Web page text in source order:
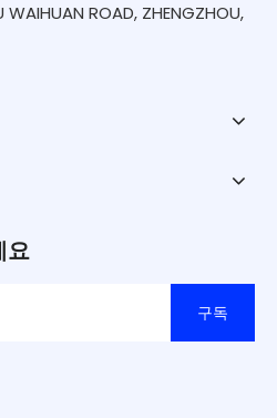
WAIHUAN ROAD, ZHENGZHOU,
요
구독